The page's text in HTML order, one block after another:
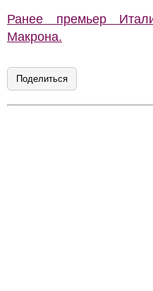
Ранее премьер
Макрона.
Поделиться